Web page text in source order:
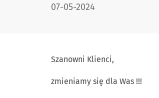
DATA PUBLIKACJI:
07-05-2024
Szanowni Klienci,
zmieniamy się dla Was !!!